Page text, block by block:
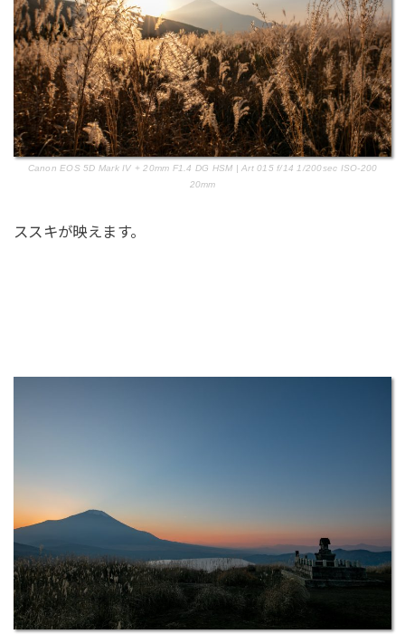
Canon EOS 5D Mark IV + 20mm F1.4 DG HSM | Art 015 f/14 1/200sec ISO-200
20mm
ススキが映えます。